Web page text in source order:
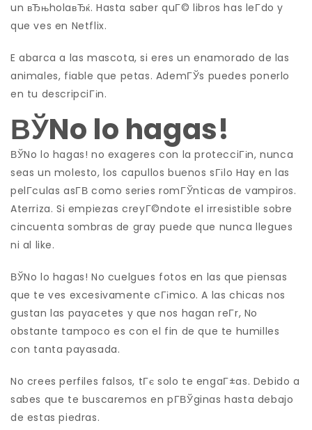
un вЂњholaвЂќ. Hasta saber quГ© libros has leГ­do y
que ves en Netflix.
E abarca a las mascota, si eres un enamorado de las
animales, fiable que petas. AdemГЎs puedes ponerlo
en tu descripciГіn.
ВЎNo lo hagas!
ВЎNo lo hagas! no exageres con la protecciГіn, nunca
seas un molesto, los capullos buenos sГіlo Hay en las
pelГ­culas asГ­В­ como series romГЎnticas de vampiros.
Aterriza. Si empiezas creyГ©ndote el irresistible sobre
cincuenta sombras de gray puede que nunca llegues
ni al like.
ВЎNo lo hagas! No cuelgues fotos en las que piensas
que te ves excesivamente cГіmico. A las chicas nos
gustan las payacetes y que nos hagan reГ­r, No
obstante tampoco es con el fin de que te humilles
con tanta payasada.
No crees perfiles falsos, tГє solo te engaГ±as. Debido a
sabes que te buscaremos en pГ­ВЎginas hasta debajo
de estas piedras.